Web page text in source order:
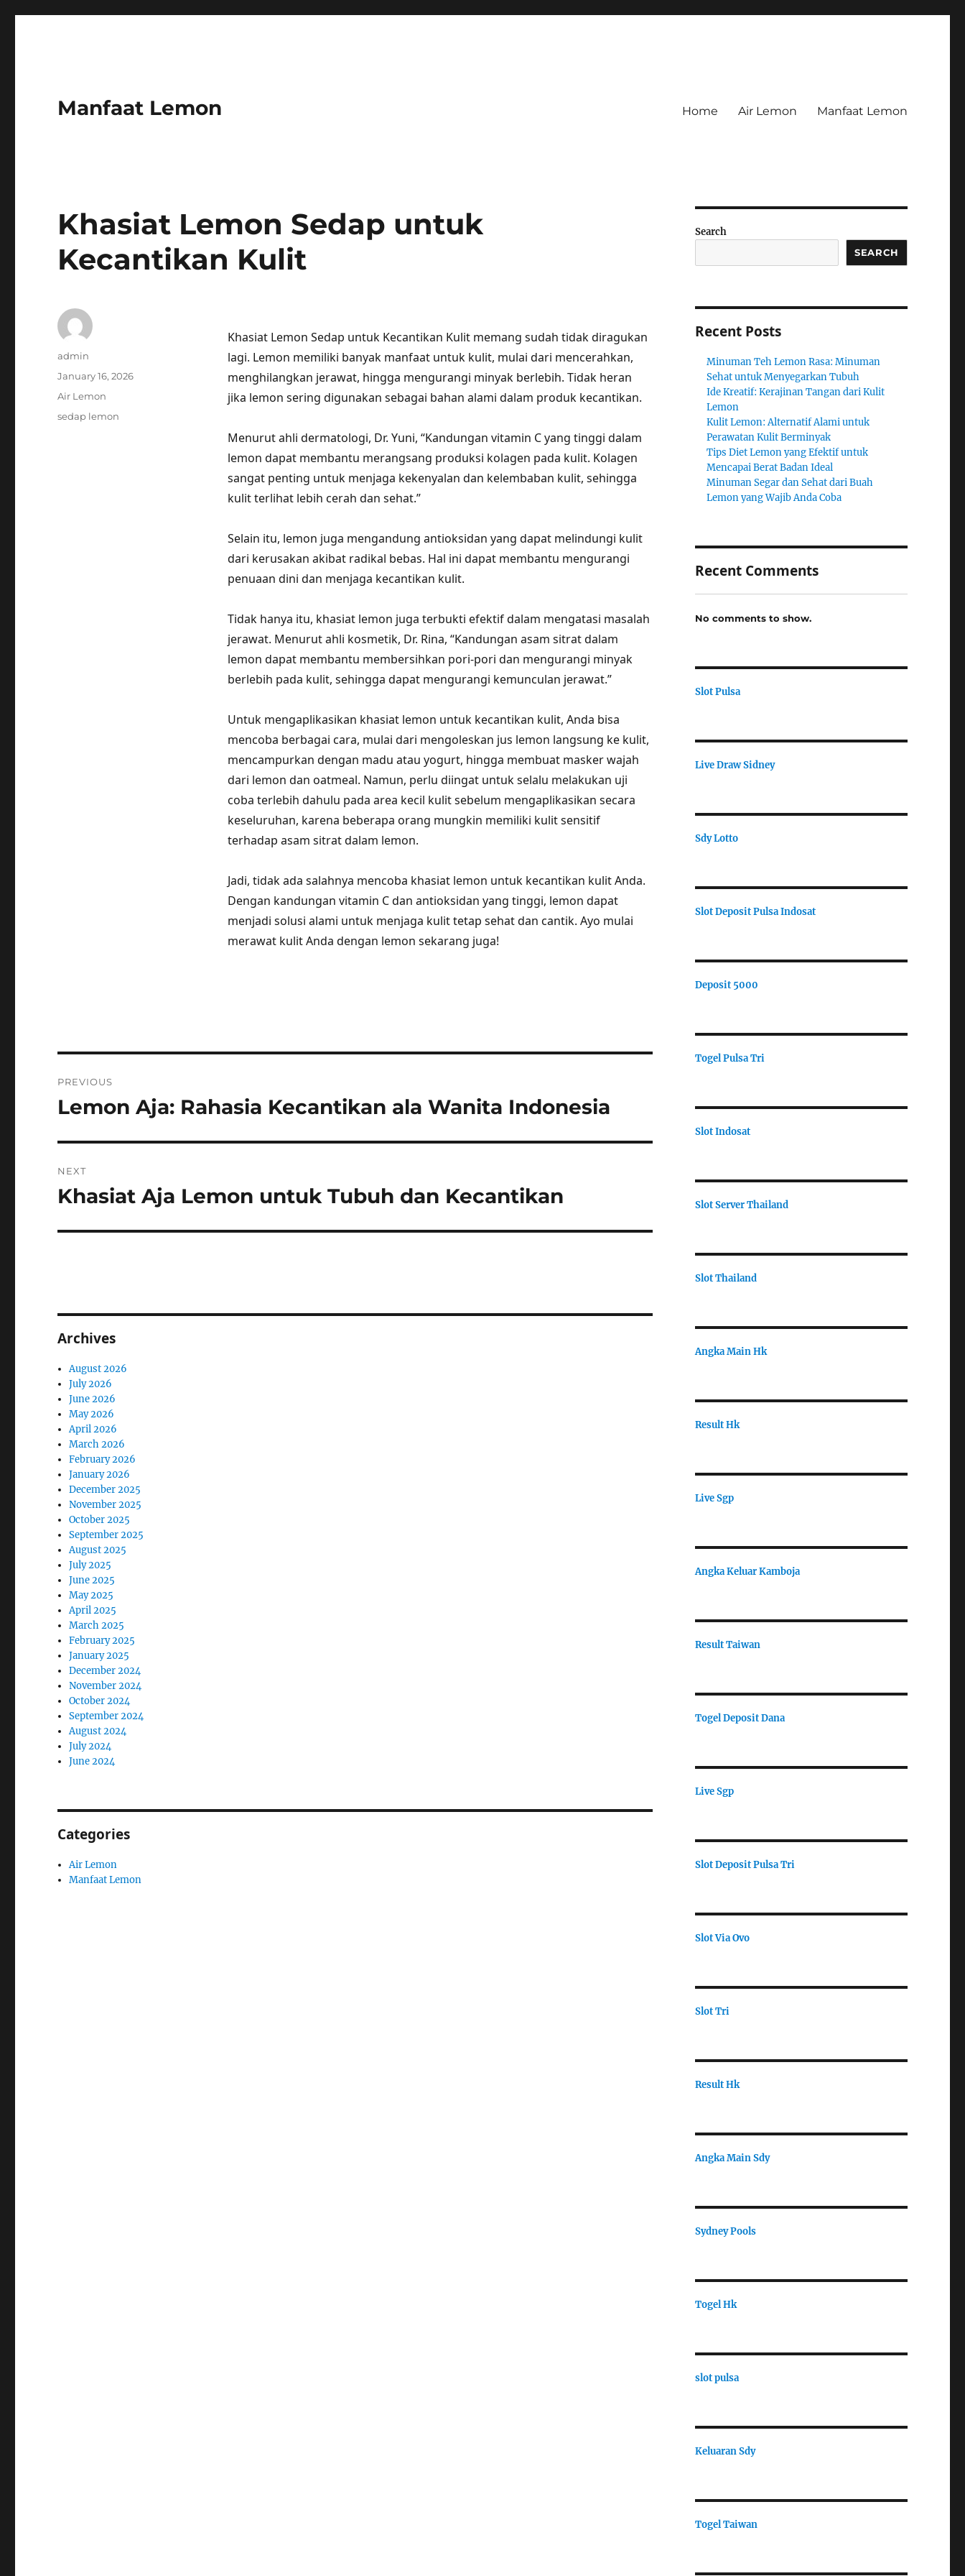
Manfaat Lemon Home Air Lemon Manfaat Lemon
Khasiat Lemon Sedap untuk
Kecantikan Kulit
Khasiat Lemon Sedap untuk Kecantikan Kulit memang sudah tidak diragukan
lagi. Lemon memiliki banyak manfaat untuk kulit, mulai dari mencerahkan,
menghilangkan jerawat, hingga mengurangi minyak berlebih. Tidak heran
jika lemon sering digunakan sebagai bahan alami dalam produk kecantikan.
Menurut ahli dermatologi, Dr. Yuni, “Kandungan vitamin C yang tinggi dalam
lemon dapat membantu merangsang produksi kolagen pada kulit. Kolagen
sangat penting untuk menjaga kekenyalan dan kelembaban kulit, sehingga
kulit terlihat lebih cerah dan sehat.”
Selain itu, lemon juga mengandung antioksidan yang dapat melindungi kulit
dari kerusakan akibat radikal bebas. Hal ini dapat membantu mengurangi
penuaan dini dan menjaga kecantikan kulit.
Tidak hanya itu, khasiat lemon juga terbukti efektif dalam mengatasi masalah
jerawat. Menurut ahli kosmetik, Dr. Rina, “Kandungan asam sitrat dalam
lemon dapat membantu membersihkan pori-pori dan mengurangi minyak
berlebih pada kulit, sehingga dapat mengurangi kemunculan jerawat.”
Untuk mengaplikasikan khasiat lemon untuk kecantikan kulit, Anda bisa
mencoba berbagai cara, mulai dari mengoleskan jus lemon langsung ke kulit,
mencampurkan dengan madu atau yogurt, hingga membuat masker wajah
dari lemon dan oatmeal. Namun, perlu diingat untuk selalu melakukan uji
coba terlebih dahulu pada area kecil kulit sebelum mengaplikasikan secara
keseluruhan, karena beberapa orang mungkin memiliki kulit sensitif
terhadap asam sitrat dalam lemon.
Jadi, tidak ada salahnya mencoba khasiat lemon untuk kecantikan kulit Anda.
Dengan kandungan vitamin C dan antioksidan yang tinggi, lemon dapat
menjadi solusi alami untuk menjaga kulit tetap sehat dan cantik. Ayo mulai
merawat kulit Anda dengan lemon sekarang juga!
Author
admin
Posted
on
January 16, 2026
Categories
Air Lemon
Tags
sedap lemon
navigation
PREVIOUS
Previous
Lemon Aja: Rahasia Kecantikan ala Wanita Indonesia
NEXT
Next
Khasiat Aja Lemon untuk Tubuh dan Kecantikan
Archives
August 2026
July 2026
June 2026
May 2026
April 2026
March 2026
February 2026
January 2026
December 2025
November 2025
October 2025
September 2025
August 2025
July 2025
June 2025
May 2025
April 2025
March 2025
February 2025
January 2025
December 2024
November 2024
October 2024
September 2024
August 2024
July 2024
June 2024
Categories
Air Lemon
Manfaat Lemon
Search
SEARCH
Recent Posts
Minuman Teh Lemon Rasa: Minuman
Sehat untuk Menyegarkan Tubuh
Ide Kreatif: Kerajinan Tangan dari Kulit
Lemon
Kulit Lemon: Alternatif Alami untuk
Perawatan Kulit Berminyak
Tips Diet Lemon yang Efektif untuk
Mencapai Berat Badan Ideal
Minuman Segar dan Sehat dari Buah
Lemon yang Wajib Anda Coba
Recent Comments
No comments to show.
Slot Pulsa
Live Draw Sidney
Sdy Lotto
Slot Deposit Pulsa Indosat
Deposit 5000
Togel Pulsa Tri
Slot Indosat
Slot Server Thailand
Slot Thailand
Angka Main Hk
Result Hk
Live Sgp
Angka Keluar Kamboja
Result Taiwan
Togel Deposit Dana
Live Sgp
Slot Deposit Pulsa Tri
Slot Via Ovo
Slot Tri
Result Hk
Angka Main Sdy
Sydney Pools
Togel Hk
slot pulsa
Keluaran Sdy
Togel Taiwan